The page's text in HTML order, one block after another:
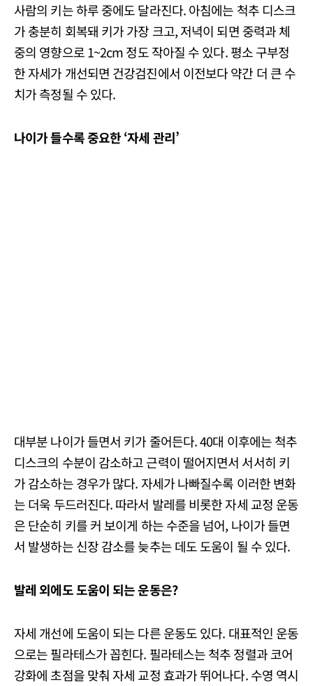
사람의 키는 하루 중에도 달라진다. 아침에는 척추 디스크
가 충분히 회복돼 키가 가장 크고, 저녁이 되면 중력과 체
중의 영향으로 1~2cm 정도 작아질 수 있다. 평소 구부정
한 자세가 개선되면 건강검진에서 이전보다 약간 더 큰 수
치가 측정될 수 있다.
나이가 들수록 중요한 ‘자세 관리’
대부분 나이가 들면서 키가 줄어든다. 40대 이후에는 척추
디스크의 수분이 감소하고 근력이 떨어지면서 서서히 키
가 감소하는 경우가 많다. 자세가 나빠질수록 이러한 변화
는 더욱 두드러진다. 따라서 발레를 비롯한 자세 교정 운동
은 단순히 키를 커 보이게 하는 수준을 넘어, 나이가 들면
서 발생하는 신장 감소를 늦추는 데도 도움이 될 수 있다.
발레 외에도 도움이 되는 운동은?
자세 개선에 도움이 되는 다른 운동도 있다. 대표적인 운동
으로는 필라테스가 꼽힌다. 필라테스는 척추 정렬과 코어
강화에 초점을 맞춰 자세 교정 효과가 뛰어나다. 수영 역시